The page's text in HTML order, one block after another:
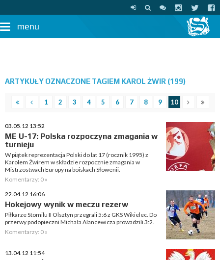
menu
ARTYKUŁY OZNACZONE TAGIEM KAROL ŻWIR (199)
1 2 3 4 5 6 7 8 9 10
03.05.12 13:52
ME U-17: Polska rozpoczyna zmagania w
turnieju
W piątek reprezentacja Polski do lat 17 (rocznik 1995) z
Karolem Żwirem w składzie rozpocznie zmagania w
Mistrzostwach Europy na boiskach Słowenii.
Komentarzy: 0 »
22.04.12 16:06
Hokejowy wynik w meczu rezerw
Piłkarze Stomilu II Olsztyn przegrali 5:6 z GKS Wikielec. Do
przerwy podopieczni Michała Alancewicza prowadzili 3:2.
Komentarzy: 0 »
13.04.12 11:54